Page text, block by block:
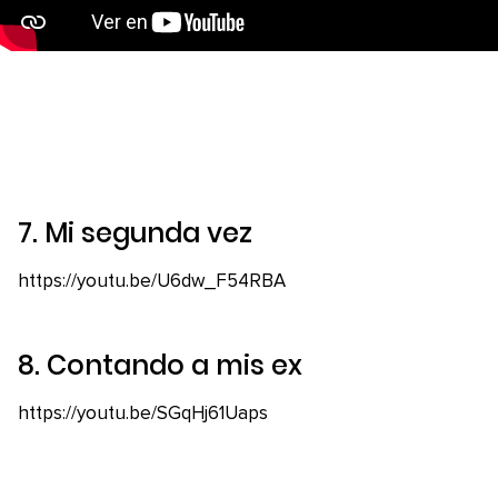
7. Mi segunda vez
https://youtu.be/U6dw_F54RBA
8. Contando a mis ex
https://youtu.be/SGqHj61Uaps